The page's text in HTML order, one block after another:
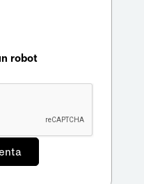
robot